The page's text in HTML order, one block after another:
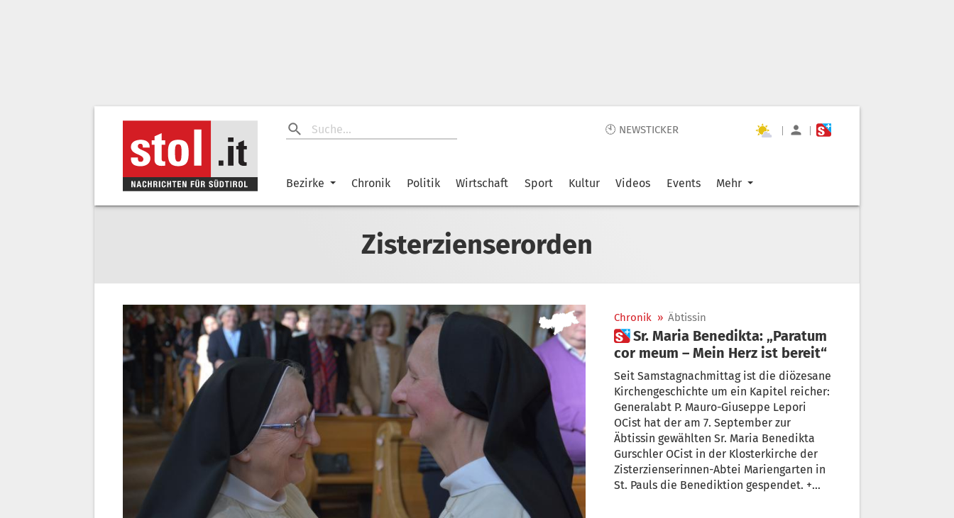
🕙 NEWSTICKER | |
Bezirke Chronik Politik Wirtschaft Sport Kultur Videos Events Mehr
Zisterzienserorden
Chronik » Äbtissin
 Sr. Maria Benedikta: „Paratum
cor meum – Mein Herz ist bereit“
Seit Samstagnachmittag ist die diözesane
Kirchengeschichte um ein Kapitel reicher:
Generalabt P. Mauro-Giuseppe Lepori
OCist hat der am 7. September zur
Äbtissin gewählten Sr. Maria Benedikta
Gurschler OCist in der Klosterkirche der
Zisterzienserinnen-Abtei Mariengarten in
St. Pauls die Benediktion gespendet. +